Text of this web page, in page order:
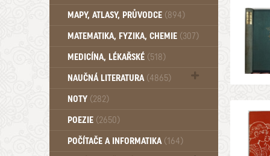
Katalogy (503)
MAPY, ATLASY, PRŮVODCE (894)
MATEMATIKA, FYZIKA, CHEMIE (307)
MEDICÍNA, LÉKAŘSKÉ (518)
NAUČNÁ LITERATURA (4865)
Zdraví a zdraví životní styl (510)
NOTY (282)
POEZIE (2650)
POČÍTAČE A INFORMATIKA (164)